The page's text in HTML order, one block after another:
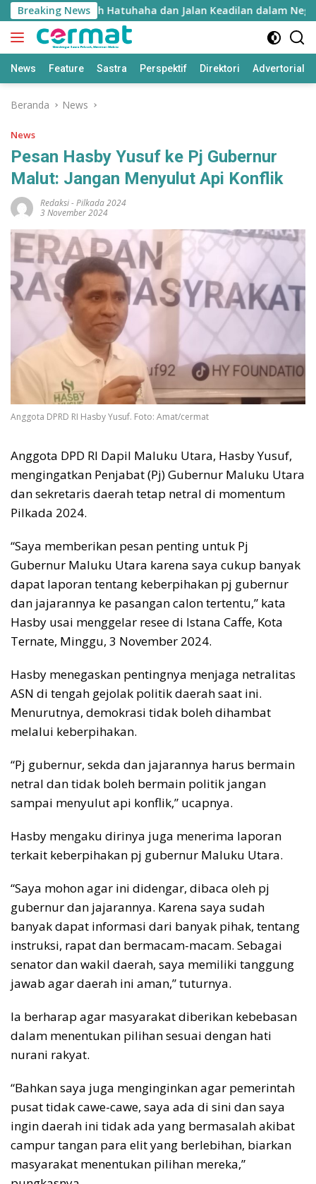
Langsung
ke
konten
Breaking News
Inyie: Falsafah Hatuhaha dan Jalan Keadilan dalam Negara
News Feature Sastra Perspektif Direktori Advertorial
Beranda News
News
Pesan Hasby Yusuf ke Pj Gubernur
Malut: Jangan Menyulut Api Konflik
Redaksi-Pilkada 2024
3 November 2024
Anggota DPRD RI Hasby Yusuf. Foto: Amat/cermat
Anggota DPD RI Dapil Maluku Utara, Hasby Yusuf,
mengingatkan Penjabat (Pj) Gubernur Maluku Utara
dan sekretaris daerah tetap netral di momentum
Pilkada 2024.
“Saya memberikan pesan penting untuk Pj
Gubernur Maluku Utara karena saya cukup banyak
dapat laporan tentang keberpihakan pj gubernur
dan jajarannya ke pasangan calon tertentu,” kata
Hasby usai menggelar resee di Istana Caffe, Kota
Ternate, Minggu, 3 November 2024.
Hasby menegaskan pentingnya menjaga netralitas
ASN di tengah gejolak politik daerah saat ini.
Menurutnya, demokrasi tidak boleh dihambat
melalui keberpihakan.
“Pj gubernur, sekda dan jajarannya harus bermain
netral dan tidak boleh bermain politik jangan
sampai menyulut api konflik,” ucapnya.
Hasby mengaku dirinya juga menerima laporan
terkait keberpihakan pj gubernur Maluku Utara.
“Saya mohon agar ini didengar, dibaca oleh pj
gubernur dan jajarannya. Karena saya sudah
banyak dapat informasi dari banyak pihak, tentang
instruksi, rapat dan bermacam-macam. Sebagai
senator dan wakil daerah, saya memiliki tanggung
jawab agar daerah ini aman,” tuturnya.
Ia berharap agar masyarakat diberikan kebebasan
dalam menentukan pilihan sesuai dengan hati
nurani rakyat.
“Bahkan saya juga menginginkan agar pemerintah
pusat tidak cawe-cawe, saya ada di sini dan saya
ingin daerah ini tidak ada yang bermasalah akibat
campur tangan para elit yang berlebihan, biarkan
masyarakat menentukan pilihan mereka,”